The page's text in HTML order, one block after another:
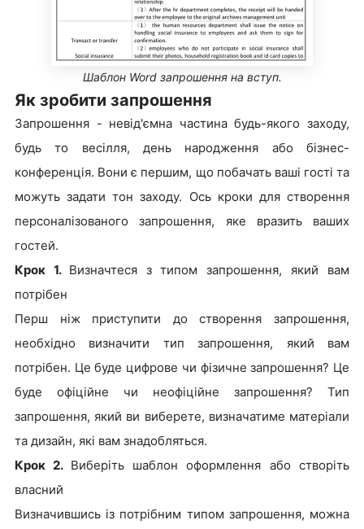
Шаблон Word запрошення на вступ.
Як зробити запрошення
Запрошення - невід'ємна частина будь-якого заходу,
будь то весілля, день народження або бізнес-
конференція. Вони є першим, що побачать ваші гості та
можуть задати тон заходу. Ось кроки для створення
персоналізованого запрошення, яке вразить ваших
гостей.
Крок 1. Визначтеся з типом запрошення, який вам
потрібен
Перш ніж приступити до створення запрошення,
необхідно визначити тип запрошення, який вам
потрібен. Це буде цифрове чи фізичне запрошення? Це
буде офіційне чи неофіційне запрошення? Тип
запрошення, який ви виберете, визначатиме матеріали
та дизайн, які вам знадобляться.
Крок 2. Виберіть шаблон оформлення або створіть
власний
Визначившись із потрібним типом запрошення, можна